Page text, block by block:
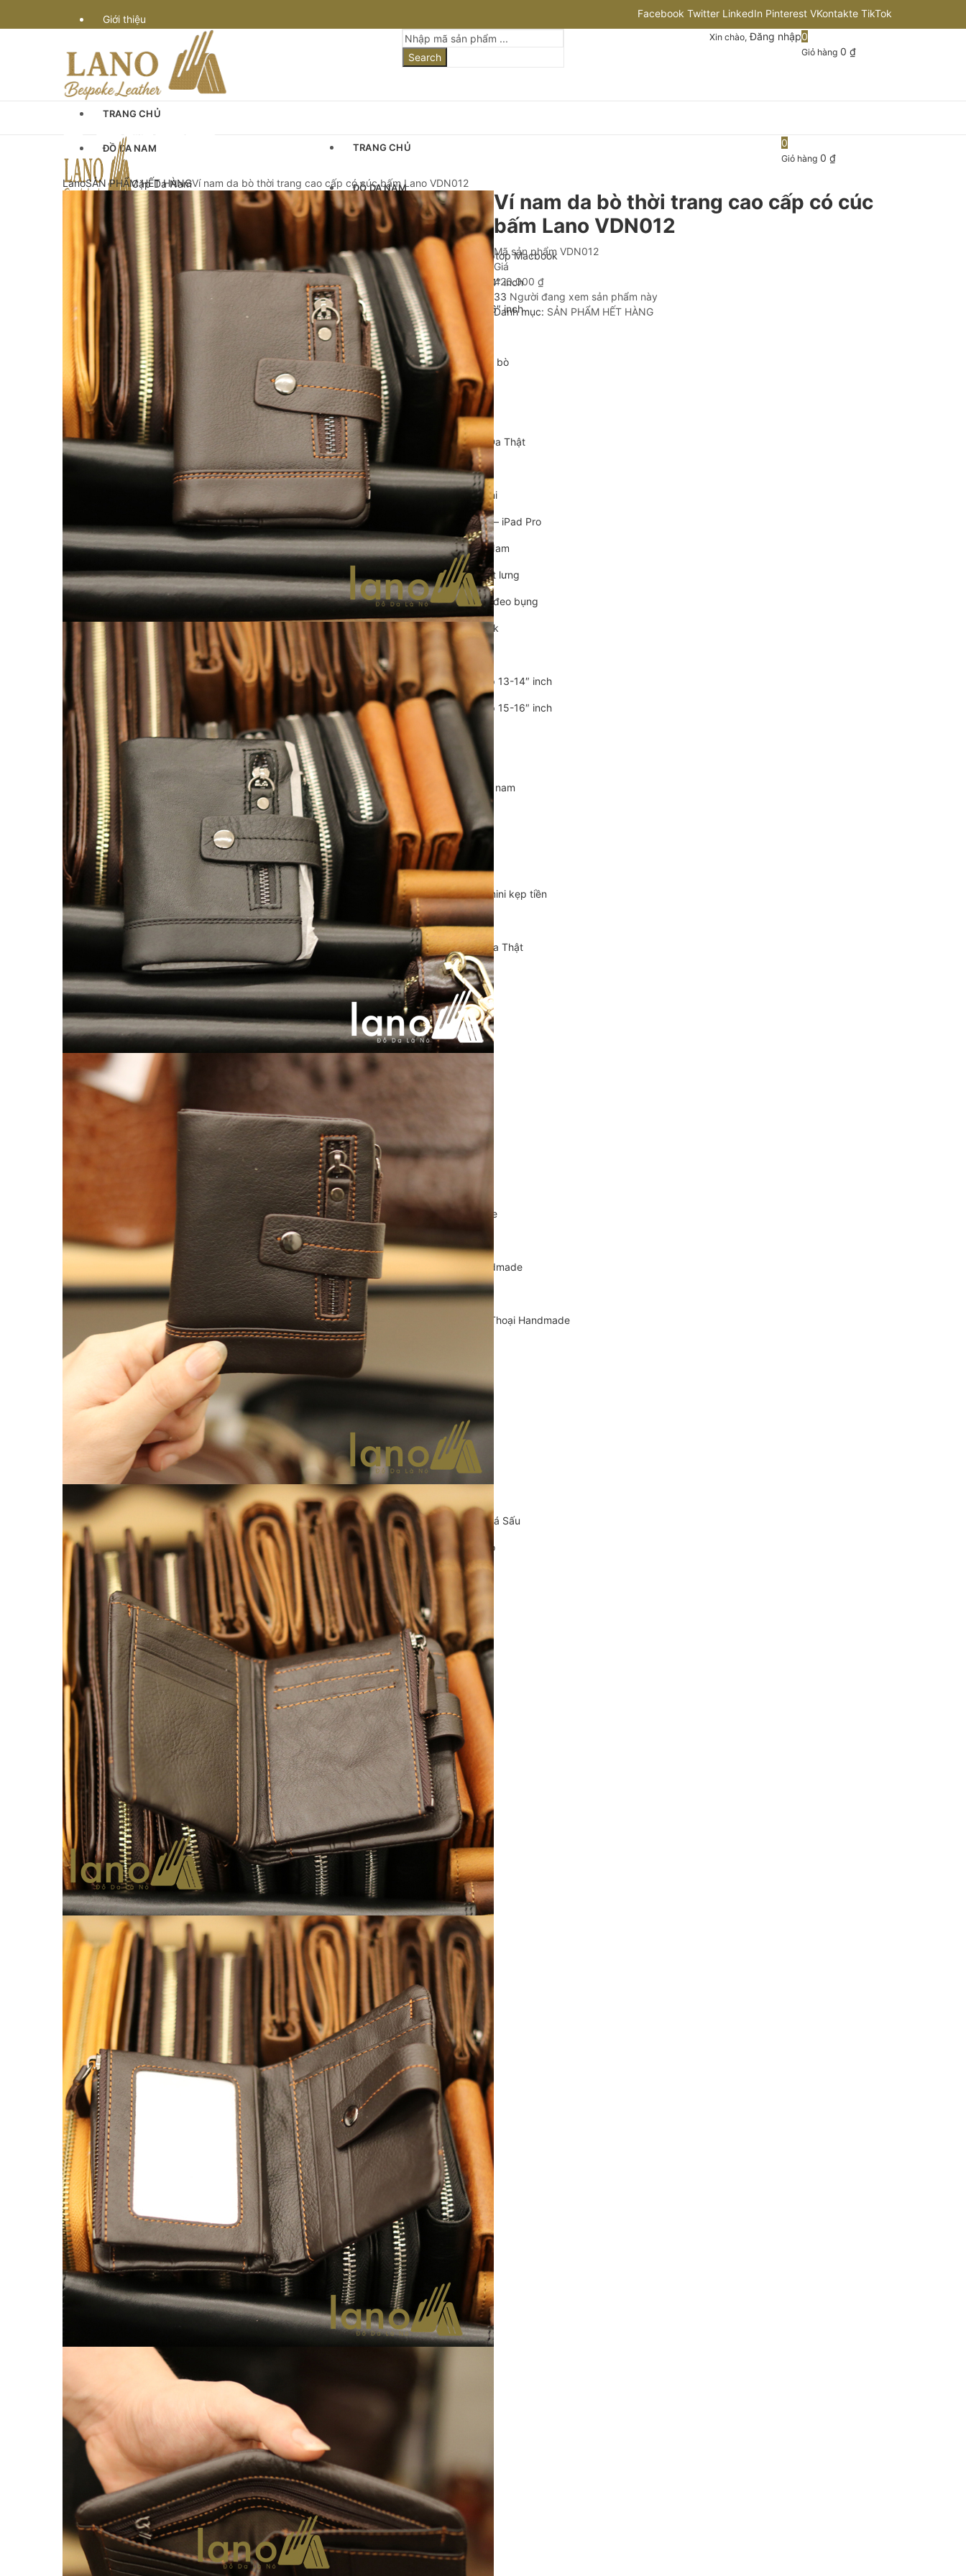
Giới thiệu
Vận chuyển
Bảo hành
Quy định & thanh toán
Góc Tư Vấn
Chế tác đồ da
Facebook Twitter LinkedIn Pinterest VKontakte TikTok
Flickr Youtube Github
Search
Xin chào, Đăng nhập0
Giỏ hàng 0 ₫
TRANG CHỦ
ĐỒ DA NAM
Cặp Da Nam
Cặp Da Đựng Laptop Macbook
Cặp Laptop 13-14″ inch
Cặp Laptop 15-16″ inch
Cặp da cán bộ
Cặp xách nam da bò
Túi da nam
Túi đeo chéo nam
Túi Bao Tử Nam Da Thật
Túi đeo chéo mini
Túi đựng iPad mini
Túi đựng iPad Air – iPad Pro
Túi Da Cầm Tay Nam
Túi đeo hông, thắt lưng
Túi da đeo ngực, đeo bụng
Túi đựng macbook
Balo đựng Laptop 13-14″ inch
Balo đựng Laptop 15-16″ inch
Balo mini da thật
Balo du lịch
Balo da đeo chéo nam
Ví da nam
Ví Cầm Tay Nam
Ví Ngắn Nam
Ví đựng thẻ – Ví mini kẹp tiền
Ví da cá sấu
Túi Du Lịch, Túi Trống Da Thật
Túi Xách Da Nam
Balo nữ da thật
Túi đeo chéo da nữ
Ví Clutch cầm tay nữ
Túi Xách Da Nữ
ĐỒ DA HANDMADE
Bóp Ví Da Handmade
Túi Da Clutch handmade
Túi da nữ handmade
Dây Thắt Lưng Da Handmade
Cặp Da Handmade
Bao Da, Ốp Lưng Điện Thoại Handmade
Chế tác đồ da
KHUYẾN MÃI
ĐỒ DA CÁ SẤU
Ví da cá sấu
Ví Cầm Tay Clutch Da Cá Sấu
Túi Xách – Túi Đeo Chéo
Ví kẹp tiền
LIÊN HỆ
TRANG CHỦ
ĐỒ DA NAM
Cặp Da Nam
Cặp Da Đựng Laptop Macbook
Cặp Laptop 13-14″ inch
Cặp Laptop 15-16″ inch
Cặp da cán bộ
Cặp xách nam da bò
Túi da nam
Túi đeo chéo nam
Túi Bao Tử Nam Da Thật
Túi đeo chéo mini
Túi đựng iPad mini
Túi đựng iPad Air – iPad Pro
Túi Da Cầm Tay Nam
Túi đeo hông, thắt lưng
Túi da đeo ngực, đeo bụng
Túi đựng macbook
Balo Da Nam
Balo đựng Laptop 13-14″ inch
Balo đựng Laptop 15-16″ inch
Balo mini da thật
Balo du lịch
Balo da đeo chéo nam
Ví da nam
Ví Cầm Tay Nam
Ví Ngắn Nam
Ví đựng thẻ – Ví mini kẹp tiền
Ví da cá sấu
Túi Du Lịch, Túi Trống Da Thật
Túi Xách Da Nam
ĐỒ DA NỮ
Balo nữ da thật
ĐỒ DA HANDMADE
Túi Da Clutch handmade
Túi da nữ handmade
Dây Thắt Lưng Da Handmade
Cặp Da Handmade
Bao Da, Ốp Lưng Điện Thoại Handmade
CLUTCH
ĐỒ DA CÁ SẤU
Ví da cá sấu
Ví Cầm Tay Clutch Da Cá Sấu
Túi Xách – Túi Đeo Chéo
Ví kẹp tiền
LIÊN HỆ
0
Giỏ hàng 0 ₫
LanoSẢN PHẨM HẾT HÀNGVí nam da bò thời trang cao cấp có cúc bấm Lano VDN012
Ví nam da bò thời trang cao cấp có cúc
bấm Lano VDN012
Mã sản phẩm VDN012
Giá
420.000 ₫
33 Người đang xem sản phẩm này
Danh mục: SẢN PHẨM HẾT HÀNG